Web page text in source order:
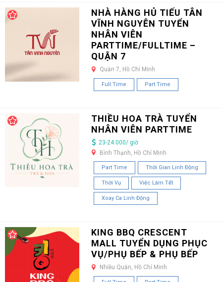
NHÀ HÀNG HỦ TIẾU TÂN
VĨNH NGUYÊN TUYỂN
NHÂN VIÊN
PARTTIME/FULLTIME –
QUẬN 7
Quận 7, Hồ Chí Minh
Full Time Part Time
THIỀU HOA TRÀ TUYỂN
NHÂN VIÊN PARTTIME
23-24.000/ giờ
Bình Thạnh, Hồ Chí Minh
Part Time Thời Gian Linh Động
Thời Vụ Việc Làm Tết
Xoay Ca Linh Động
KING BBQ CRESCENT
MALL TUYỂN DỤNG PHỤC
VỤ/PHỤ BẾP & PHỤ BẾP
Nhiều Quận, Hồ Chí Minh